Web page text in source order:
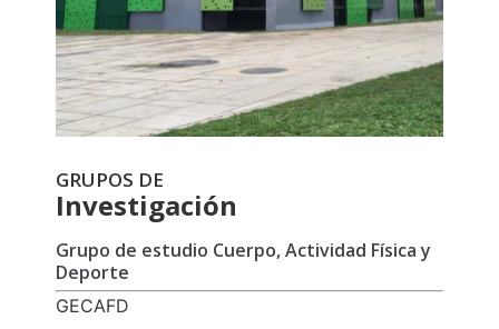
GRUPOS DE
Investigación
Grupo de estudio Cuerpo, Actividad Física y
Deporte
GECAFD